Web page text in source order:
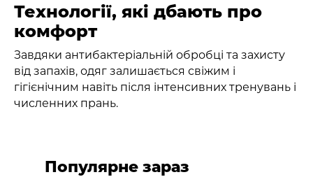
Технології, які дбають про
комфорт
Завдяки антибактеріальній обробці та захисту
від запахів, одяг залишається свіжим і
гігієнічним навіть після інтенсивних тренувань і
численних прань.
Популярне зараз